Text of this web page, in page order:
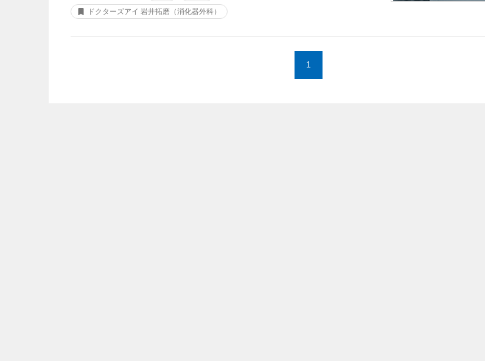
ドクターズアイ 岩井拓磨（消化器外科）
1